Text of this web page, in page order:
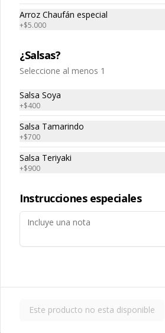
$13.450
Cerdo Curry
$13.450
Arroz Chaufán especial
+$5.000
¿Salsas?
Seleccione al menos 1
Salsa Soya
+$400
Salsa Tamarindo
+$700
Salsa Teriyaki
+$900
Instrucciones especiales
Este producto no esta disponible